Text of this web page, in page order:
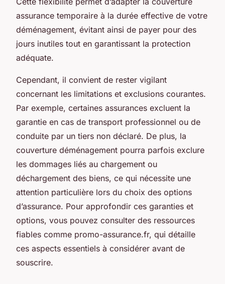
assurance temporaire à la durée effective de votre
déménagement, évitant ainsi de payer pour des
jours inutiles tout en garantissant la protection
adéquate.
Cependant, il convient de rester vigilant
concernant les limitations et exclusions courantes.
Par exemple, certaines assurances excluent la
garantie en cas de transport professionnel ou de
conduite par un tiers non déclaré. De plus, la
couverture déménagement pourra parfois exclure
les dommages liés au chargement ou
déchargement des biens, ce qui nécessite une
attention particulière lors du choix des options
d’assurance. Pour approfondir ces garanties et
options, vous pouvez consulter des ressources
fiables comme promo-assurance.fr, qui détaille
ces aspects essentiels à considérer avant de
souscrire.